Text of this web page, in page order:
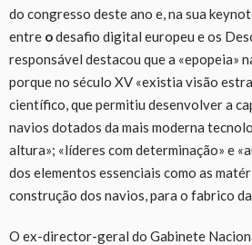
do congresso deste ano e, na sua
entre odesafio digital europeu e os
responsável destacou que a «epopeia»
porque no século XV «existia visão
científico, que permitiu desenvolver a
navios dotados da mais moderna
altura»; «líderes com determinação» e
dos elementos essenciais como as
construção dos navios, para o fabrico
O ex-director-geral do Gabinete